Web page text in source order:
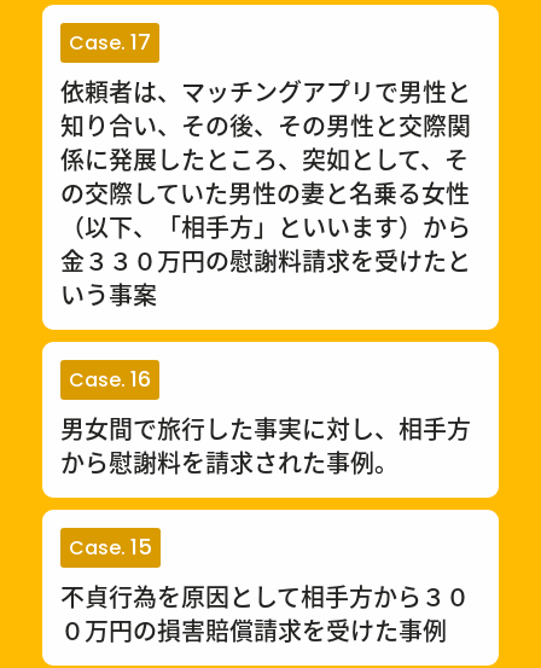
Case. 17
依頼者は、マッチングアプリで男性と
知り合い、その後、その男性と交際関
係に発展したところ、突如として、そ
の交際していた男性の妻と名乗る女性
（以下、「相手方」といいます）から
金３３０万円の慰謝料請求を受けたと
いう事案
Case. 16
男女間で旅行した事実に対し、相手方
から慰謝料を請求された事例。
Case. 15
不貞行為を原因として相手方から３０
０万円の損害賠償請求を受けた事例